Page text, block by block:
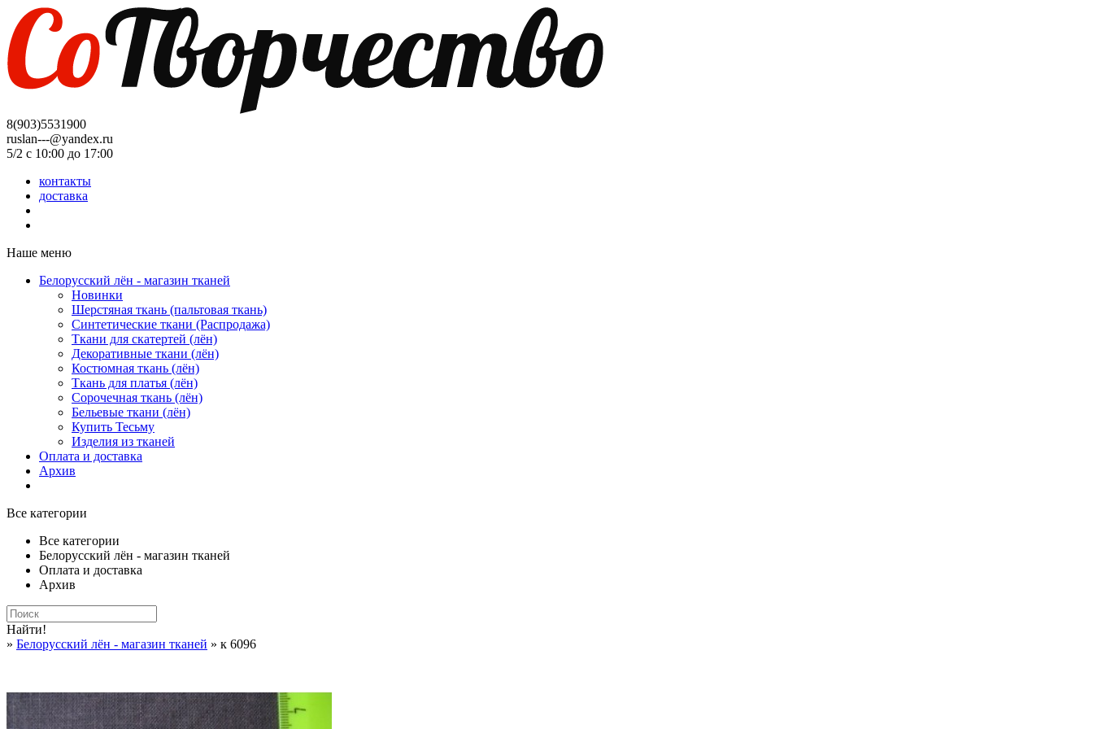
8(903)5531900
ruslan---@yandex.ru
5/2 с 10:00 до 17:00
контакты
доставка
Наше меню
Белорусский лён - магазин тканей
Новинки
Шерстяная ткань (пальтовая ткань)
Синтетические ткани (Распродажа)
Ткани для скатертей (лён)
Декоративные ткани (лён)
Костюмная ткань (лён)
Ткань для платья (лён)
Сорочечная ткань (лён)
Бельевые ткани (лён)
Купить Тесьму
Изделия из тканей
Оплата и доставка
Архив
Все категории
Все категории
Белорусский лён - магазин тканей
Оплата и доставка
Архив
Найти!
» Белорусский лён - магазин тканей » к 6096